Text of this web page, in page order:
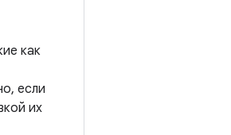
как
если
их